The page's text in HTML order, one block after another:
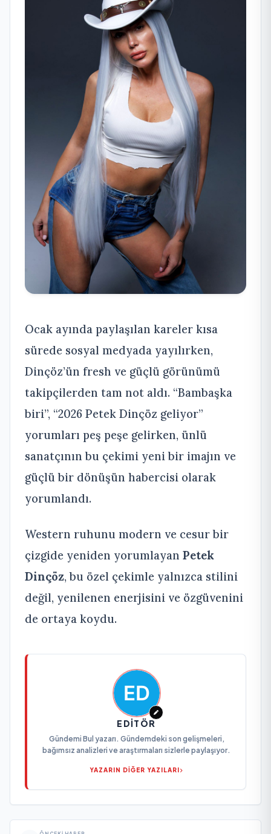
Ocak ayında paylaşılan kareler kısa
sürede sosyal medyada yayılırken,
Dinçöz’ün fresh ve güçlü görünümü
takipçilerden tam not aldı. “Bambaşka
biri”, “2026 Petek Dinçöz geliyor”
yorumları peş peşe gelirken, ünlü
sanatçının bu çekimi yeni bir imajın ve
güçlü bir dönüşün habercisi olarak
yorumlandı.
Western ruhunu modern ve cesur bir
çizgide yeniden yorumlayan Petek
Dinçöz, bu özel çekimle yalnızca stilini
değil, yenilenen enerjisini ve özgüvenini
de ortaya koydu.
EDITÖR
Gündemi Bul yazarı. Gündemdeki son gelişmeleri,
bağımsız analizleri ve araştırmaları sizlerle paylaşıyor.
YAZARIN DİĞER YAZILARI